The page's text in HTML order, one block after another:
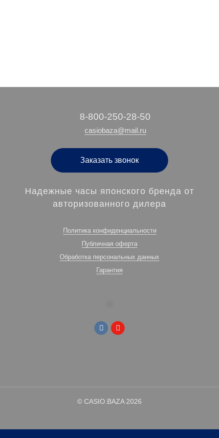
‭8-800-250-28-50
casiobaza@mail.ru
Заказать звонок
Надежные часы японского бренда от
авторизованного дилера
Политика конфиденциальности
Публичная оферта
Обработка персональных данных
Гарантия
© CASIO.BAZA 2026